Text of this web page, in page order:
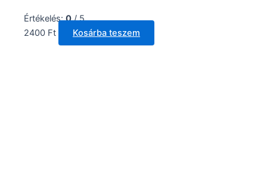
Értékelés:0/ 5
2400 Ft Kosárba teszem